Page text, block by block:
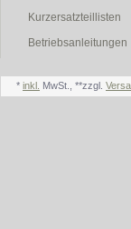
Kurzersatzteillisten
Betriebsanleitungen
* inkl. MwSt., **zzgl.